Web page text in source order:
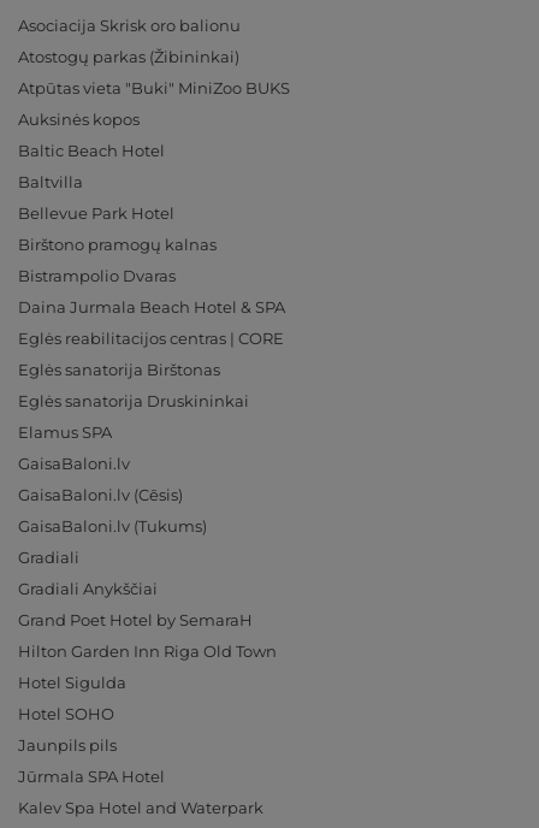
Asociacija Skrisk oro balionu
Atostogų parkas (Žibininkai)
Atpūtas vieta "Buki" MiniZoo BUKS
Auksinės kopos
Baltic Beach Hotel
Baltvilla
Bellevue Park Hotel
Birštono pramogų kalnas
Bistrampolio Dvaras
Daina Jurmala Beach Hotel & SPA
Eglės reabilitacijos centras | CORE
Eglės sanatorija Birštonas
Eglės sanatorija Druskininkai
Elamus SPA
GaisaBaloni.lv
GaisaBaloni.lv (Cēsis)
GaisaBaloni.lv (Tukums)
Gradiali
Gradiali Anykščiai
Grand Poet Hotel by SemaraH
Hilton Garden Inn Riga Old Town
Hotel Sigulda
Hotel SOHO
Jaunpils pils
Jūrmala SPA Hotel
Kalev Spa Hotel and Waterpark